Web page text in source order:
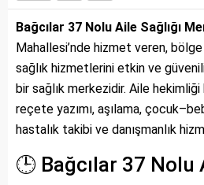
Bağcılar 37 Nolu Aile Sağlığı
Mahallesi’nde hizmet veren,
sağlık hizmetlerini etkin ve
bir sağlık merkezidir. Aile hekimliği
reçete yazımı, aşılama,
hastalık takibi ve danışmanlık
🕒 Bağcılar 37 Nolu